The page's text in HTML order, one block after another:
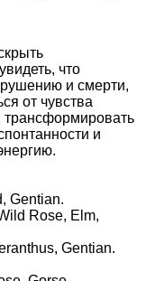
что
и смерти,
от чувства
и
Gentian.
Rose, Elm,
Gentian.